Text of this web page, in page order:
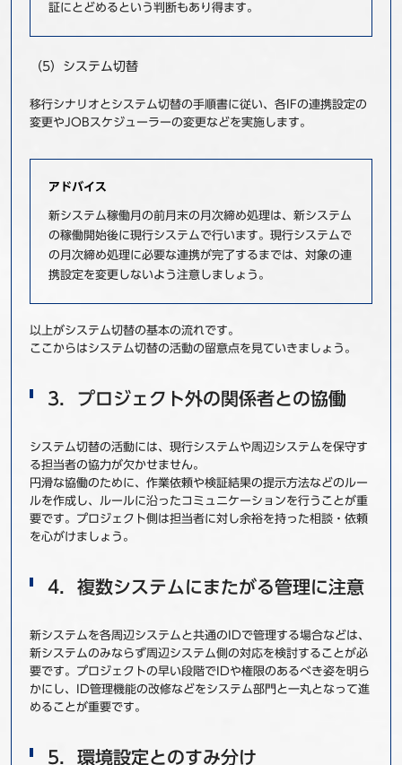
証にとどめるという判断もあり得ます。
（5）システム切替
移行シナリオとシステム切替の手順書に従い、各IFの連携設定の
変更やJOBスケジューラーの変更などを実施します。
アドバイス
新システム稼働月の前月末の月次締め処理は、新システム
の稼働開始後に現行システムで行います。現行システムで
の月次締め処理に必要な連携が完了するまでは、対象の連
携設定を変更しないよう注意しましょう。
以上がシステム切替の基本の流れです。
ここからはシステム切替の活動の留意点を見ていきましょう。
3．プロジェクト外の関係者との協働
システム切替の活動には、現行システムや周辺システムを保守す
る担当者の協力が欠かせません。
円滑な協働のために、作業依頼や検証結果の提示方法などのルー
ルを作成し、ルールに沿ったコミュニケーションを行うことが重
要です。プロジェクト側は担当者に対し余裕を持った相談・依頼
を心がけましょう。
4．複数システムにまたがる管理に注意
新システムを各周辺システムと共通のIDで管理する場合などは、
新システムのみならず周辺システム側の対応を検討することが必
要です。プロジェクトの早い段階でIDや権限のあるべき姿を明ら
かにし、ID管理機能の改修などをシステム部門と一丸となって進
めることが重要です。
5．環境設定とのすみ分け